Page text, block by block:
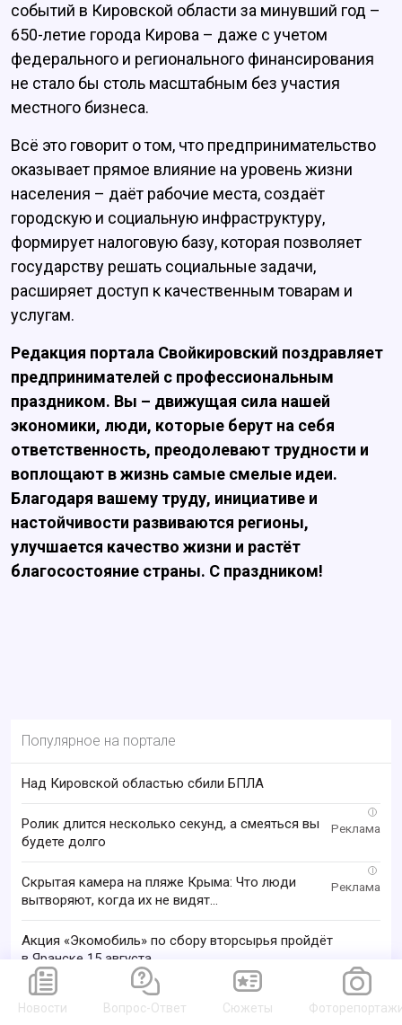
событий в Кировской области за минувший год –
650-летие города Кирова – даже с учетом
федерального и регионального финансирования
не стало бы столь масштабным без участия
местного бизнеса.
Всë это говорит о том, что предпринимательство
оказывает прямое влияние на уровень жизни
населения – даёт рабочие места, создаёт
городскую и социальную инфраструктуру,
формирует налоговую базу, которая позволяет
государству решать социальные задачи,
расширяет доступ к качественным товарам и
услугам.
Редакция портала Свойкировский поздравляет
предпринимателей с профессиональным
праздником. Вы – движущая сила нашей
экономики, люди, которые берут на себя
ответственность, преодолевают трудности и
воплощают в жизнь самые смелые идеи.
Благодаря вашему труду, инициативе и
настойчивости развиваются регионы,
улучшается качество жизни и растёт
благосостояние страны. С праздником!
Популярное на портале
Над Кировской областью сбили БПЛА
i
Ролик длится несколько секунд, а смеяться вы
будете долго
i
Скрытая камера на пляже Крыма: Что люди
вытворяют, когда их не видят...
Акция «Экомобиль» по сбору вторсырья пройдёт
в Яранске 15 августа
В Кирове лазерные хирурги вернули зрение
пациентке с диабетом
Новости Вопрос-Ответ Сюжеты